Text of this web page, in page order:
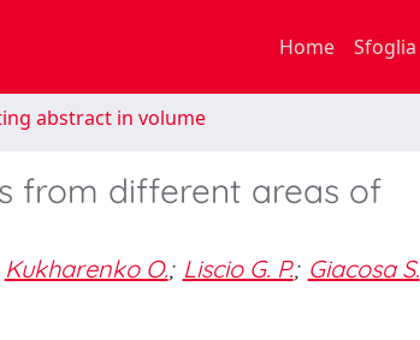
Home Sfoglia
abstract in volume
from different areas of
Kukharenko O.; Liscio G. P.; Giacosa S.